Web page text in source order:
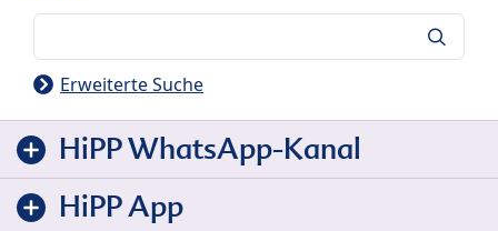
Erweiterte Suche
HiPP WhatsApp-Kanal
HiPP App